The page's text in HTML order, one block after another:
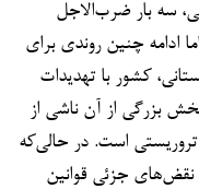
سه بار ضرب‌الاجل
ادامه چنین روندی برای
کشور با تهدیدات
بزرگی از آن ناشی از
تروریستی است. در حالی‌که
نقض‌های جزئی قوانین